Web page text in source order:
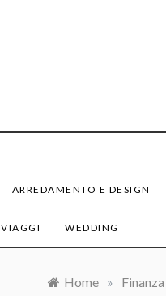
ARREDAMENTO E DESIGN
VIAGGI WEDDING
Home » Finanza